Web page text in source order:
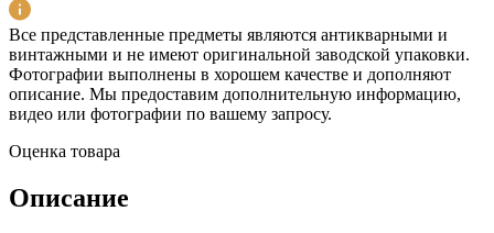
Все представленные предметы являются антикварными и
винтажными и не имеют оригинальной заводской упаковки.
Фотографии выполнены в хорошем качестве и дополняют
описание. Мы предоставим дополнительную информацию,
видео или фотографии по вашему запросу.
Оценка товара
Описание